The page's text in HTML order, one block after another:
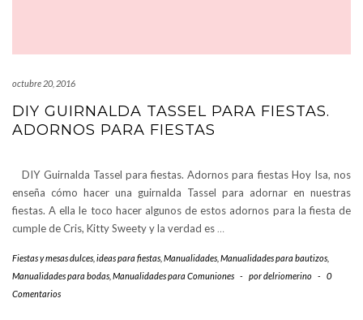
octubre 20, 2016
DIY GUIRNALDA TASSEL PARA FIESTAS.
ADORNOS PARA FIESTAS
DIY Guirnalda Tassel para fiestas. Adornos para fiestas Hoy Isa, nos
enseña cómo hacer una guirnalda Tassel para adornar en nuestras
fiestas. A ella le toco hacer algunos de estos adornos para la fiesta de
cumple de Cris, Kitty Sweety y la verdad es…
Fiestas y mesas dulces ideas para fiestas Manualidades Manualidades para bautizos
Manualidades para bodas Manualidades para Comuniones - pordelriomerino -
0
Comentarios